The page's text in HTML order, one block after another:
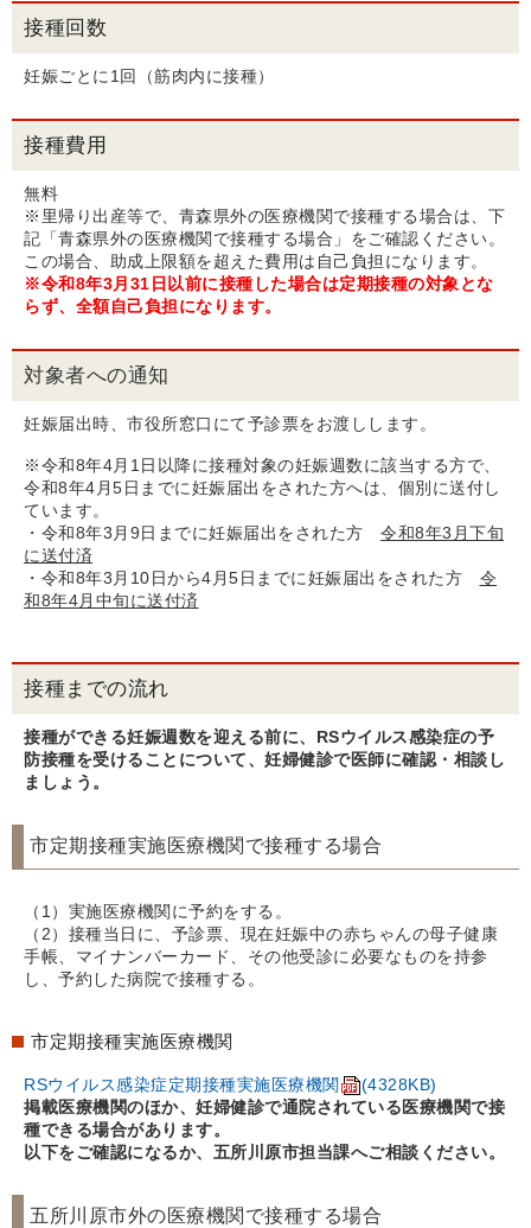
接種回数
妊娠ごとに1回（筋肉内に接種）
接種費用
無料
※里帰り出産等で、青森県外の医療機関で接種する場合は、下
記「青森県外の医療機関で接種する場合」をご確認ください。
この場合、助成上限額を超えた費用は自己負担になります。
※令和8年3月31日以前に接種した場合は定期接種の対象とな
らず、全額自己負担になります。
対象者への通知
妊娠届出時、市役所窓口にて予診票をお渡しします。
※令和8年4月1日以降に接種対象の妊娠週数に該当する方で、
令和8年4月5日までに妊娠届出をされた方へは、個別に送付し
ています。
・令和8年3月9日までに妊娠届出をされた方 令和8年3月下旬
に送付済
・令和8年3月10日から4月5日までに妊娠届出をされた方 令
和8年4月中旬に送付済
接種までの流れ
接種ができる妊娠週数を迎える前に、RSウイルス感染症の予
防接種を受けることについて、妊婦健診で医師に確認・相談し
ましょう。
市定期接種実施医療機関で接種する場合
（1）実施医療機関に予約をする。
（2）接種当日に、予診票、現在妊娠中の赤ちゃんの母子健康
手帳、マイナンバーカード、その他受診に必要なものを持参
し、予約した病院で接種する。
市定期接種実施医療機関
RSウイルス感染症定期接種実施医療機関
(4328KB)
掲載医療機関のほか、妊婦健診で通院されている医療機関で接
種できる場合があります。
以下をご確認になるか、五所川原市担当課へご相談ください。
五所川原市外の医療機関で接種する場合